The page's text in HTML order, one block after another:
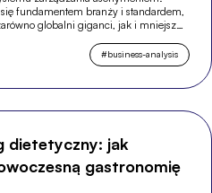
się fundamentem branży i standardem,
globalni giganci, jak i mniejsze,
#business-analysis
dietetyczny: jak
gastronomię